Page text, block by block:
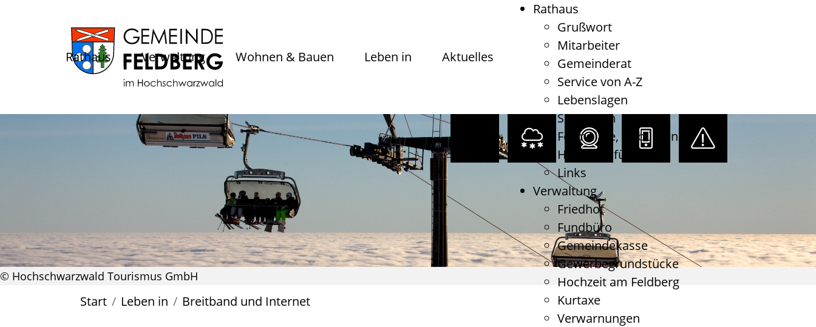
Rathaus Verwaltung Wohnen & Bauen Leben in Aktuelles
Rathaus
Grußwort
Mitarbeiter
Gemeinderat
Service von A-Z
Lebenslagen
Satzungen
Formulare, Gebühren
Haushaltsführung
Links
Verwaltung
Friedhof
Fundbüro
Gemeindekasse
Gewerbegrundstücke
Hochzeit am Feldberg
Kurtaxe
Verwarnungen
© Hochschwarzwald Tourismus GmbH
Start Leben in Breitband und Internet